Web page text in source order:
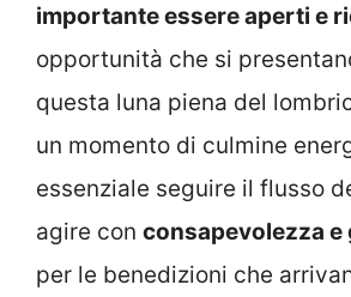
importante essere aperti e
opportunità che si
questa luna piena del
un momento di culmine
essenziale seguire il flusso
agire con consapevolezza
per le benedizioni che